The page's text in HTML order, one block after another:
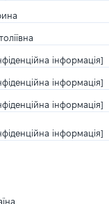
інформація]
інформація]
інформація]
інформація]